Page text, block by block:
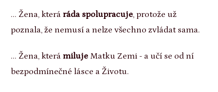
... Žena, která ráda spolupracuje, protože už
poznala, že nemusí a nelze všechno zvládat sama.
... Žena, která miluje Matku Zemi - a učí se od ní
bezpodmínečné lásce a Životu.